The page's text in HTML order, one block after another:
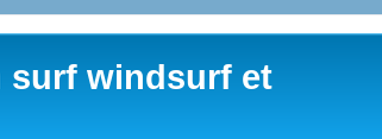
surf windsurf et